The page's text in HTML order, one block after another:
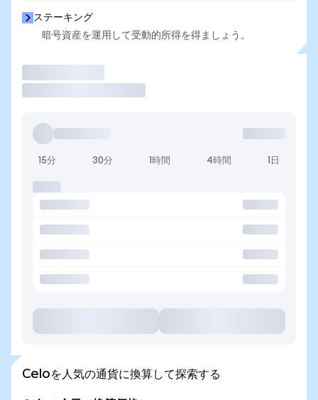
ステーキング
暗号資産を運用して受動的所得を得ましょう。
15分 30分 1時間 4時間 1日
Celoを人気の通貨に換算して探索する